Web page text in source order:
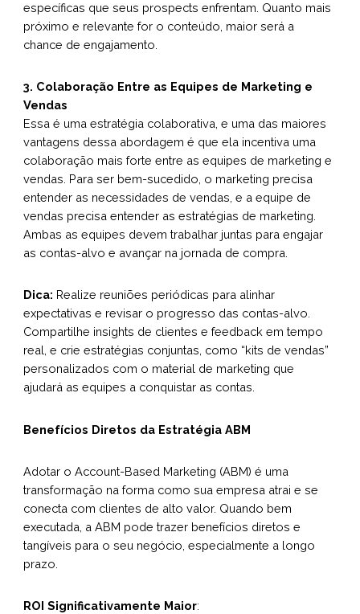
específicas que seus prospects enfrentam. Quanto mais
próximo e relevante for o conteúdo, maior será a
chance de engajamento.
3. Colaboração Entre as Equipes de Marketing e
Vendas
Essa é uma estratégia colaborativa, e uma das maiores
vantagens dessa abordagem é que ela incentiva uma
colaboração mais forte entre as equipes de marketing e
vendas. Para ser bem-sucedido, o marketing precisa
entender as necessidades de vendas, e a equipe de
vendas precisa entender as estratégias de marketing.
Ambas as equipes devem trabalhar juntas para engajar
as contas-alvo e avançar na jornada de compra.
Dica: Realize reuniões periódicas para alinhar
expectativas e revisar o progresso das contas-alvo.
Compartilhe insights de clientes e feedback em tempo
real, e crie estratégias conjuntas, como “kits de vendas”
personalizados com o material de marketing que
ajudará as equipes a conquistar as contas.
Benefícios Diretos da Estratégia ABM
Adotar o Account-Based Marketing (ABM) é uma
transformação na forma como sua empresa atrai e se
conecta com clientes de alto valor. Quando bem
executada, a ABM pode trazer benefícios diretos e
tangíveis para o seu negócio, especialmente a longo
prazo.
ROI Significativamente Maior: